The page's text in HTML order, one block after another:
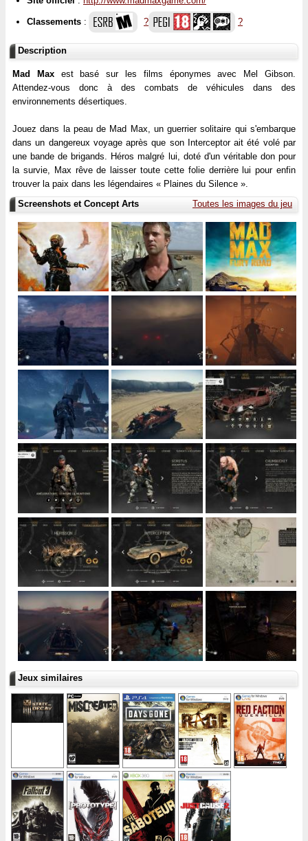
Classements : ? ?
Description
Mad Maxest basé sur les films éponymes avec Mel Gibson.
Attendez-vous donc à des combats de véhicules dans des
environnements désertiques.
Jouez dans la peau de Mad Max, un guerrier solitaire qui s'embarque
dans un dangereux voyage après que son Interceptor ait été volé par
une bande de brigands. Héros malgré lui, doté d'un véritable don pour
la survie, Max rêve de laisser toute cette folie derrière lui pour enfin
trouver la paix dans les légendaires « Plaines du Silence ».
Toutes les images du jeu
Screenshots et Concept Arts
Jeux similaires